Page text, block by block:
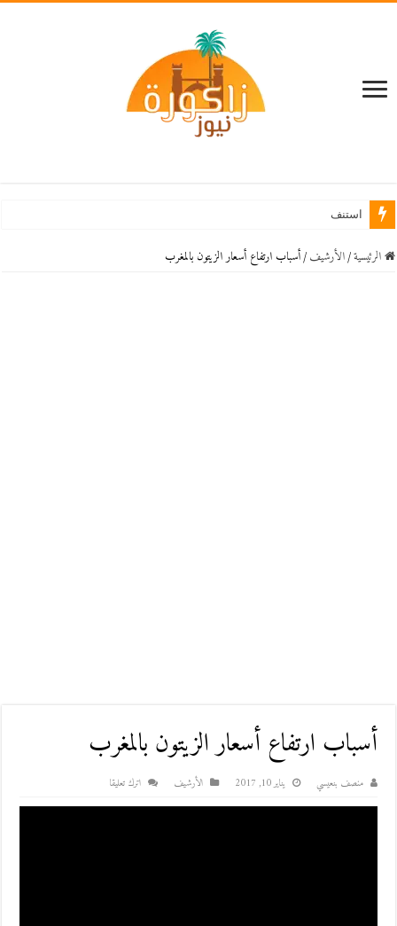
استنفار بزاكورة بعد وفاة
الرئيسية / اﻷرشيف /أسباب ارتفاع أسعار الزيتون بالمغرب
أسباب ارتفاع أسعار الزيتون بالمغرب
منصف بنعيسي يناير 10, 2017 اﻷرشيف اترك تعليقا